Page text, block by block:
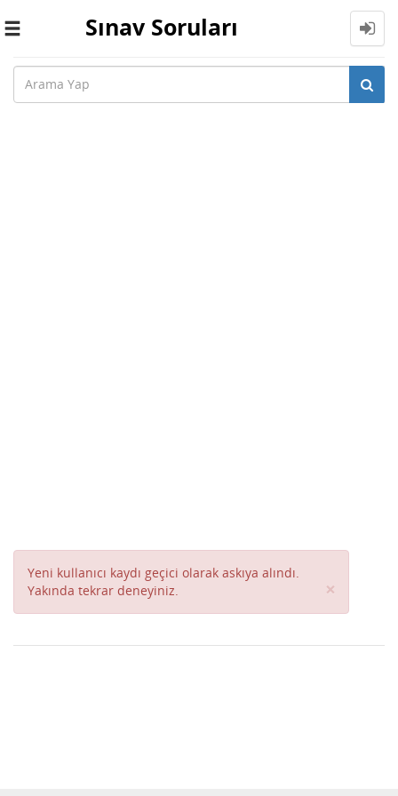
Toggle
Sınav Soruları
Yeni kullanıcı kaydı geçici olarak askıya alındı.
Yakında tekrar deneyiniz.
×